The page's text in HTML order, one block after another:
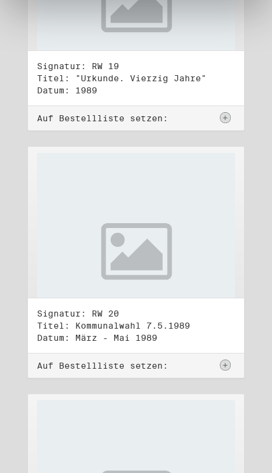
Signatur: RW 19
Titel: "Urkunde. Vierzig Jahre"
Datum: 1989
Auf Bestellliste setzen:
Signatur: RW 20
Titel: Kommunalwahl 7.5.1989
Datum: März - Mai 1989
Auf Bestellliste setzen: